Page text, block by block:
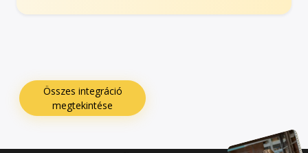
Összes integráció
megtekintése